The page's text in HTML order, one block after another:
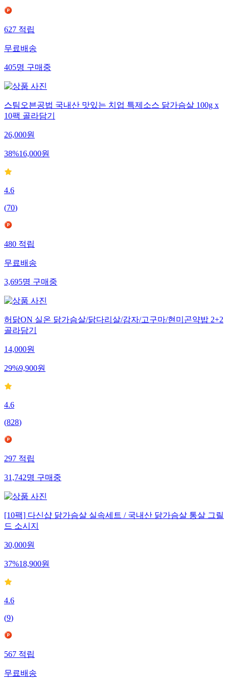
627적립
무료배송
405명구매중
스팀오븐공법 국내산 맛있는 치업 특제소스 닭가슴살 100g x
10팩 골라담기
26,000원
38%16,000원
4.6
(70)
480적립
무료배송
3,695명구매중
허닭ON 실온 닭가슴살/닭다리살/감자/고구마/현미곤약밥 2+2
골라담기
14,000원
29%9,900원
4.6
(828)
297적립
31,742명구매중
[10팩] 다신샵 닭가슴살 실속세트 / 국내산 닭가슴살 통살 그릴
드 소시지
30,000원
37%18,900원
4.6
(9)
567적립
무료배송